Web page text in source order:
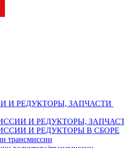
И РЕДУКТОРЫ, ЗАПЧАСТИ
И РЕДУКТОРЫ,
И РЕДУКТОРЫ В СБОРЕ
трансмиссии